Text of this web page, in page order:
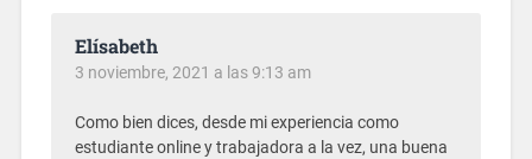
Elísabeth
3 noviembre, 2021 a las 9:13 am
Como bien dices, desde mi experiencia como
estudiante online y trabajadora a la vez, una buena